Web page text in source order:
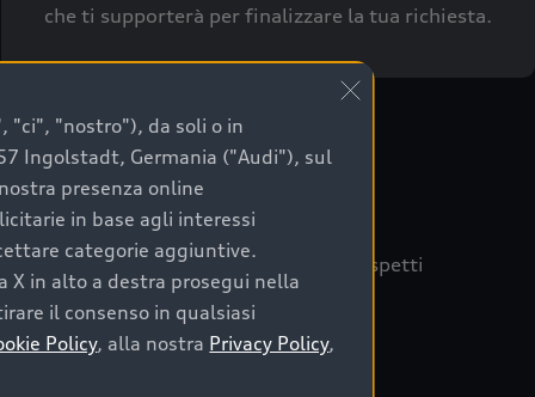
che ti supporterà per finalizzare la tua richiesta.
sicuro, è essenziale considerare aspetti
Prima Scelta :plus
"ci", "nostro"), da soli o in
Ingolstadt, Germania ("Audi"), sul
presenza online
in base agli interessi
categorie aggiuntive.
in alto a destra prosegui nella
il consenso in qualsiasi
Policy, alla nostra Privacy Policy,